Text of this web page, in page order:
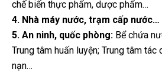
chế biến thực phẩm, dược phẩm…
4. Nhà máy nước, trạm cấp nước…
5. An ninh, quốc phòng: Bể chứa
Trung tâm huấn luyện; Trung tâm tác
nạn…